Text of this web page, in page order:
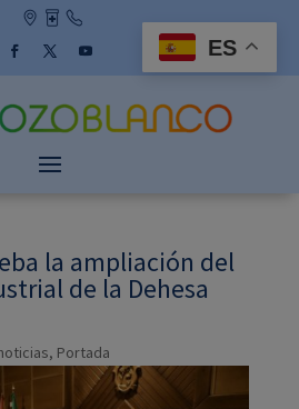
la ampliación del
de la Dehesa
, Portada
ES